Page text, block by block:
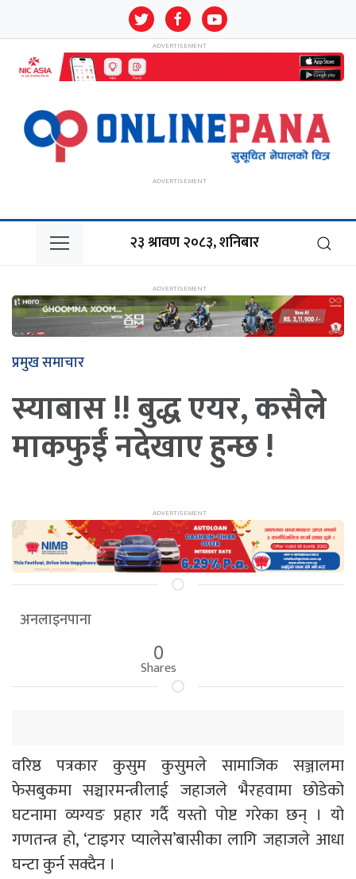
२३ श्रावण २०८३, शनिबार
प्रमुख समाचार
स्याबास !! बुद्ध एयर, कसैले
माकफुईं नदेखाए हुन्छ !
अनलाइनपाना
0
Shares
वरिष्ठ पत्रकार कुसुम कुसुमले सामाजिक सञ्जालमा
फेसबुकमा सञ्चारमन्त्रीलाई जहाजले भैरहवामा छोडेको
घटनामा व्यग्यङ प्रहार गर्दै यस्तो पोष्ट गरेका छन् । यो
गणतन्त्र हो, ‘टाइगर प्यालेस’बासीका लागि जहाजले आधा
घन्टा कुर्न सक्दैन ।